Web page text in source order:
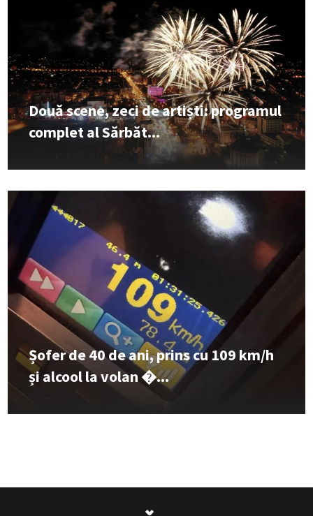
Două scene, zeci de artiști: programul
complet al Sărbăt...
Șofer de 40 de ani, prins cu 109 km/h
și alcool la volan �...